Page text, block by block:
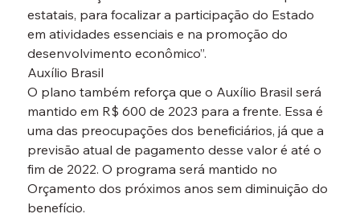
estatais, para focalizar a participação do Estado
em atividades essenciais e na promoção do
desenvolvimento econômico”.
Auxílio Brasil
O plano também reforça que o Auxílio Brasil será
mantido em R$ 600 de 2023 para a frente. Essa é
uma das preocupações dos beneficiários, já que a
previsão atual de pagamento desse valor é até o
fim de 2022. O programa será mantido no
Orçamento dos próximos anos sem diminuição do
benefício.